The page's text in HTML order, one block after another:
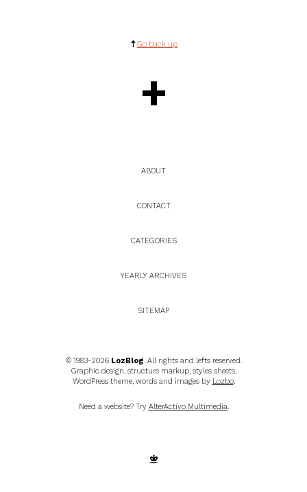
Go back up
+
ABOUT
CONTACT
CATEGORIES
YEARLY ARCHIVES
SITEMAP
© 1983-2026 LozBlog. All rights and lefts reserved.
Graphic design, structure markup, styles sheets,
WordPress theme, words and images by Lozbo.
Need a website? Try AlterActivo Multimedia.